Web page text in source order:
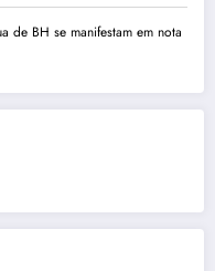
de BH se manifestam em nota